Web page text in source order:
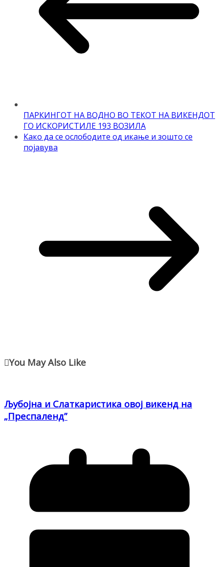
ПАРКИНГОТ НА ВОДНО ВО ТЕКОТ НА ВИКЕНДОТ
ГО ИСКОРИСТИЛЕ 193 ВОЗИЛА
Како да се ослободите од икање и зошто се
појавува
You May Also Like
Љубојна и Слаткаристика овој викенд на
„Преспаленд”